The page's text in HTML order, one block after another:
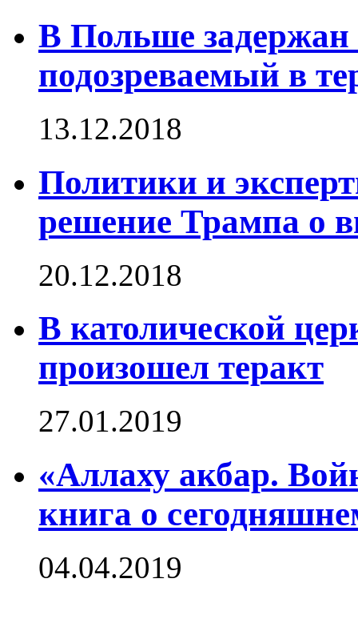
В Польше
подозреваемый в
13.12.2018
Политики и
решение Трампа о
20.12.2018
В католической
произошел теракт
27.01.2019
«Аллаху акбар.
книга о
04.04.2019